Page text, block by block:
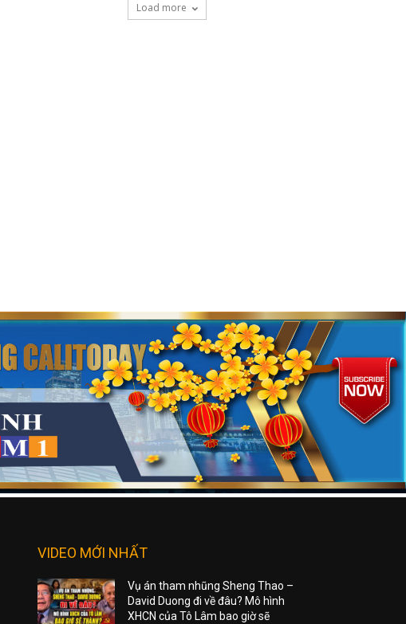
Load more
VIDEO MỚI NHẤT
Vụ án tham nhũng Sheng Thao –
David Duong đi về đâu? Mô hình
XHCN của Tô Lâm bao giờ sẽ